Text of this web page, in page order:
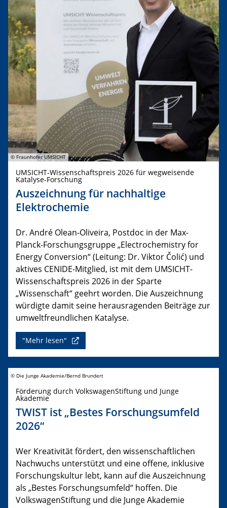
© Fraunhofer UMSICHT
UMSICHT-Wissenschaftspreis 2026 für wegweisende
Katalyse-Forschung
Auszeichnung für nachhaltige
Elektrochemie
Dr. André Olean-Oliveira, Postdoc in der Max-
Planck-Forschungsgruppe „Electrochemistry for
Energy Conversion“ (Leitung: Dr. Viktor Čolić) und
aktives CENIDE-Mitglied, ist mit dem UMSICHT-
Wissenschaftspreis 2026 in der Sparte
„Wissenschaft“ geehrt worden. Die Auszeichnung
würdigte damit seine herausragenden Beiträge zur
umweltfreundlichen Katalyse.
"Mehr lesen"
© Die Junge Akademie/Bernd Brundert
Förderung durch VolkswagenStiftung und Junge
Akademie
TWIST ist „Bestes Forschungsumfeld
2026“
Wer Kreativität fördert, den wissenschaftlichen
Nachwuchs unterstützt und eine offene, inklusive
Forschungskultur lebt, kann auf die Auszeichnung
als „Bestes Forschungsumfeld“ hoffen. Die
VolkswagenStiftung und die Junge Akademie